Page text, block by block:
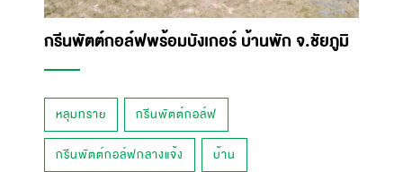
กรีนพัตต์กอล์ฟพร้อมบังเกอร์ บ้านพัก จ.ชัยภูมิ
หลุมทราย กรีนพัตต์กอล์ฟ
กรีนพัตต์กอล์ฟกลางแจ้ง บ้าน